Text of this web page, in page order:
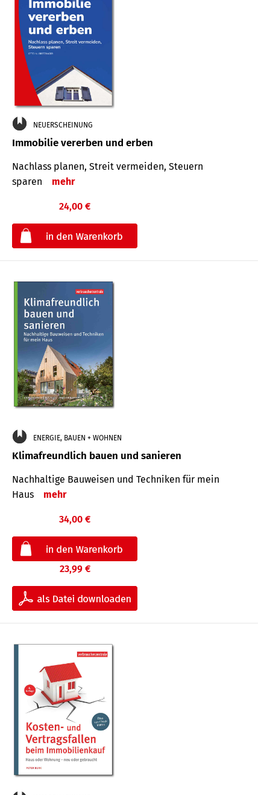
NEUERSCHEINUNG
Immobilie vererben und erben
Nachlass planen, Streit vermeiden, Steuern
sparen
mehr
24,00 €
ENERGIE, BAUEN + WOHNEN
Klimafreundlich bauen und sanieren
Nachhaltige Bauweisen und Techniken für mein
Haus
mehr
34,00 €
23,99 €